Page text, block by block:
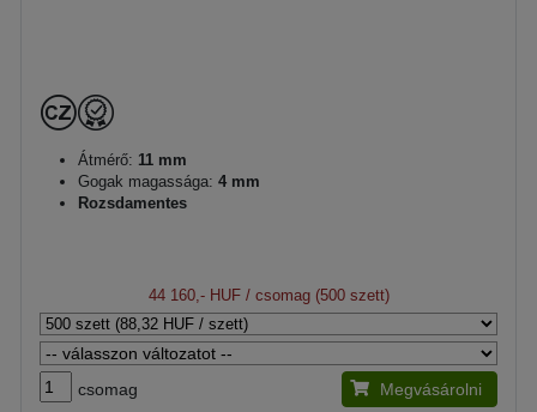
Átmérő: 11 mm
Gogak magassága: 4 mm
Rozsdamentes
44 160,- HUF/ csomag (500 szett)
csomag Megvásárolni